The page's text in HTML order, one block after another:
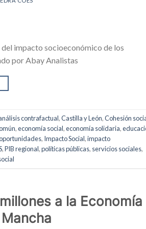
impacto socioeconómico de los
por Abay Analistas
contrafactual,Castilla y León,Cohesión
,economía social,economía solidaria,
, Impacto Social,impacto
,PIB regional,políticas públicas, servicios sociales,
a la Economía